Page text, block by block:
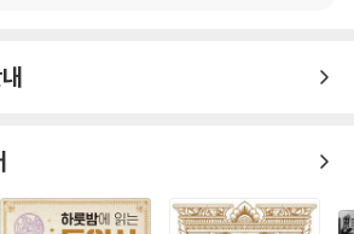
도하기」 중에서
고 왜 나치가 그렇게 교묘한 전략으로 청년에 집
분석하는 영역인 전두피질은 대략 스물다섯 살
으로
구한 뒤 지금 나는 그 역사로부터 끌어내야 하는
시할 수 있다고 믿는다.” - 〈들어가며〉에서